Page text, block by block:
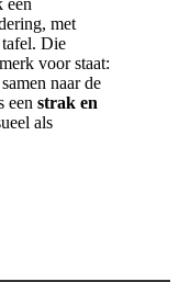
met
Die
voor staat:
naar de
een strak en
als